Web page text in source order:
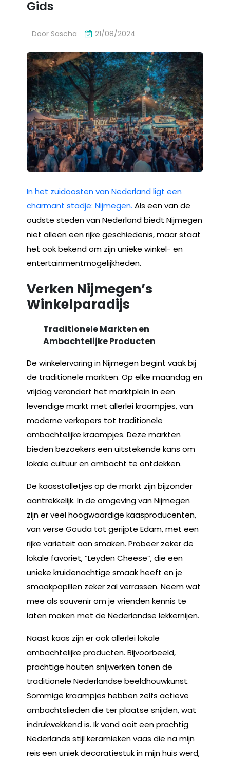
Gids
Door Sascha 21/08/2024
In het zuidoosten van Nederland ligt een
charmant stadje: Nijmegen. Als een van de
oudste steden van Nederland biedt Nijmegen
niet alleen een rijke geschiedenis, maar staat
het ook bekend om zijn unieke winkel- en
entertainmentmogelijkheden.
Verken Nijmegen’s
Winkelparadijs
Traditionele Markten en
Ambachtelijke Producten
De winkelervaring in Nijmegen begint vaak bij
de traditionele markten. Op elke maandag en
vrijdag verandert het marktplein in een
levendige markt met allerlei kraampjes, van
moderne verkopers tot traditionele
ambachtelijke kraampjes. Deze markten
bieden bezoekers een uitstekende kans om
lokale cultuur en ambacht te ontdekken.
De kaasstalletjes op de markt zijn bijzonder
aantrekkelijk. In de omgeving van Nijmegen
zijn er veel hoogwaardige kaasproducenten,
van verse Gouda tot gerijpte Edam, met een
rijke variëteit aan smaken. Probeer zeker de
lokale favoriet, “Leyden Cheese”, die een
unieke kruidenachtige smaak heeft en je
smaakpapillen zeker zal verrassen. Neem wat
mee als souvenir om je vrienden kennis te
laten maken met de Nederlandse lekkernijen.
Naast kaas zijn er ook allerlei lokale
ambachtelijke producten. Bijvoorbeeld,
prachtige houten snijwerken tonen de
traditionele Nederlandse beeldhouwkunst.
Sommige kraampjes hebben zelfs actieve
ambachtslieden die ter plaatse snijden, wat
indrukwekkend is. Ik vond ooit een prachtig
Nederlands stijl keramieken vaas die na mijn
reis een uniek decoratiestuk in mijn huis werd,